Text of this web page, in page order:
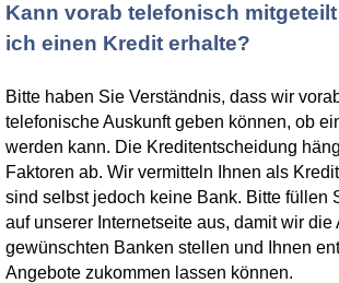
Kann vorab telefonisch
ich einen Kredit erhalte?
Bitte haben Sie Verständnis, dass wir
telefonische Auskunft geben können, ob
werden kann. Die Kreditentscheidung
Faktoren ab. Wir vermitteln Ihnen als
sind selbst jedoch keine Bank. Bitte füllen
auf unserer Internetseite aus, damit wir die
gewünschten Banken stellen und Ihnen
Angebote zukommen lassen können.